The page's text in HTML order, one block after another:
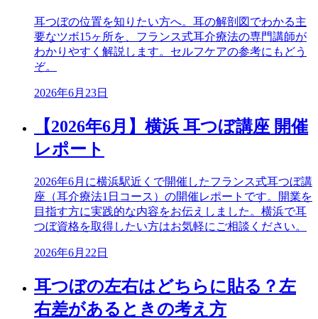
耳つぼの位置を知りたい方へ。耳の解剖図でわかる主
要なツボ15ヶ所を、フランス式耳介療法の専門講師が
わかりやすく解説します。セルフケアの参考にもどう
ぞ。
2026年6月23日
【2026年6月】横浜 耳つぼ講座 開催
レポート
2026年6月に横浜駅近くで開催したフランス式耳つぼ講
座（耳介療法1日コース）の開催レポートです。開業を
目指す方に実践的な内容をお伝えしました。横浜で耳
つぼ資格を取得したい方はお気軽にご相談ください。
2026年6月22日
耳つぼの左右はどちらに貼る？左
右差があるときの考え方